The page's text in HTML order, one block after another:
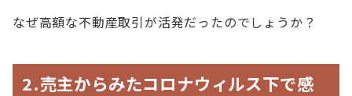
なぜ高額な不動産取引が活発だったのでしょうか？
2.売主からみたコロナウィルス下で感